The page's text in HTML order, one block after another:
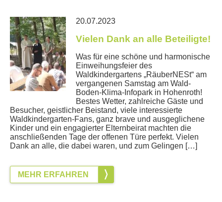
20.07.2023
Vielen Dank an alle Beteiligte!
Was für eine schöne und harmonische
Einweihungsfeier des
Waldkindergartens „RäuberNESt“ am
vergangenen Samstag am Wald-
Boden-Klima-Infopark in Hohenroth!
Bestes Wetter, zahlreiche Gäste und
Besucher, geistlicher Beistand, viele interessierte
Waldkindergarten-Fans, ganz brave und ausgeglichene
Kinder und ein engagierter Elternbeirat machten die
anschließenden Tage der offenen Türe perfekt. Vielen
Dank an alle, die dabei waren, und zum Gelingen […]
MEHR ERFAHREN